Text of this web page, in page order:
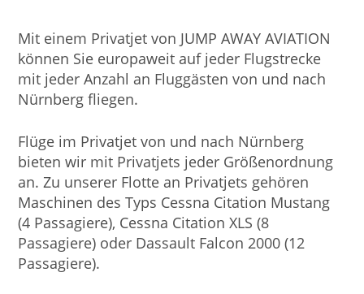
Mit einem Privatjet von JUMP AWAY AVIATION
können Sie europaweit auf jeder Flugstrecke
mit jeder Anzahl an Fluggästen von und nach
Nürnberg fliegen.
Flüge im Privatjet von und nach Nürnberg
bieten wir mit Privatjets jeder Größenordnung
an. Zu unserer Flotte an Privatjets gehören
Maschinen des Typs Cessna Citation Mustang
(4 Passagiere), Cessna Citation XLS (8
Passagiere) oder Dassault Falcon 2000 (12
Passagiere).